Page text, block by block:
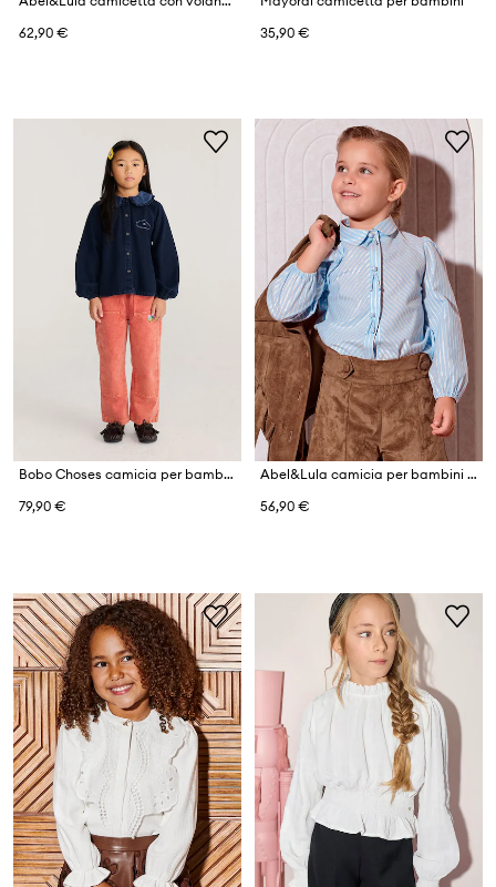
62,90 €
35,90 €
Bobo Choses camicia per bambini in jeans Mystery
79,90 €
Abel&Lula camicia per bambini con cotone
56,90 €